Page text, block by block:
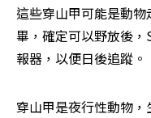
這些穿山甲可能是動
畢，確定可以野放後
報器，以便日後追蹤。
穿山甲是夜行性動物，